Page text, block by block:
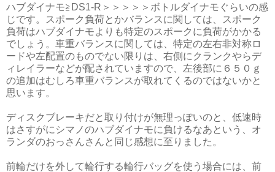
ハブダイナモ≧DS1-R＞＞＞＞＞ボトルダイナモぐらいの感
じです。スポーク負荷とかバランスに関しては、スポーク
負荷はハブダイナモよりも特定のスポークに負荷がかかる
でしょう。車重バランスに関しては、特定の左右非対称ロ
ードや左配置のものでない限りは、右側にクランクやらデ
ィレイラーなどが配されていますので、左後部に６５０ｇ
の追加はむしろ車重バランスが取れてくるのではないかと
思います。
ディスクブレーキだと取り付けが無理っぽいのと、低速時
はさすがにシマノのハブダイナモに負けるなあという、オ
ランダのおっさんさんと同じ感想に至りました。
前輪だけを外して輪行する輪行バッグを使う場合には、前